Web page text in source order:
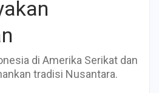
di Amerika Serikat dan
tradisi Nusantara.